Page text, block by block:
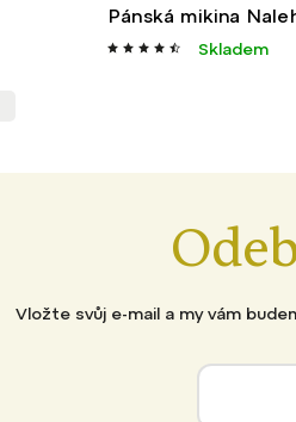
Alpha Hoody 120
Vložte svůj e-mail a my vám